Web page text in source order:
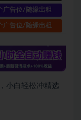
广告位/随缘出租
广告位/随缘出租
小白轻松冲精选